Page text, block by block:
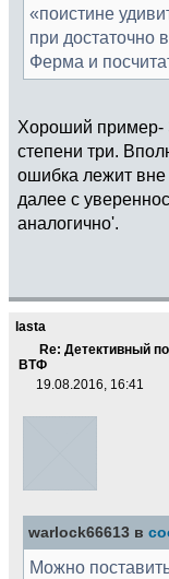
«поистине
при достаточно
Ферма и
Хороший пример-
степени три.
ошибка лежит вне
далее с
аналогично'.
lasta
Re: Детективный
ВТФ
19.08.2016, 16:41
warlock66613 в
Можно